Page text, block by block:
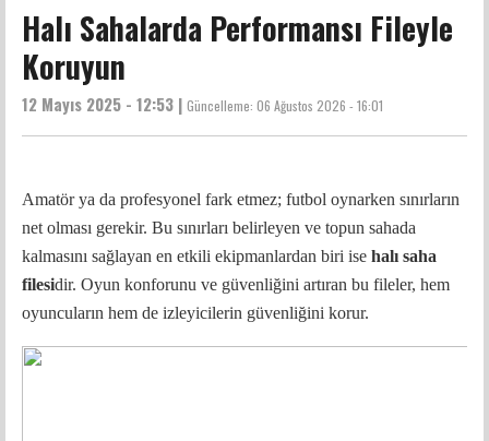
Halı Sahalarda Performansı Fileyle
Koruyun
12 Mayıs 2025 - 12:53 | Güncelleme: 06 Ağustos 2026 - 16:01
Amatör ya da profesyonel fark etmez; futbol oynarken sınırların
net olması gerekir. Bu sınırları belirleyen ve topun sahada
kalmasını sağlayan en etkili ekipmanlardan biri ise halı saha
filesidir. Oyun konforunu ve güvenliğini artıran bu fileler, hem
oyuncuların hem de izleyicilerin güvenliğini korur.